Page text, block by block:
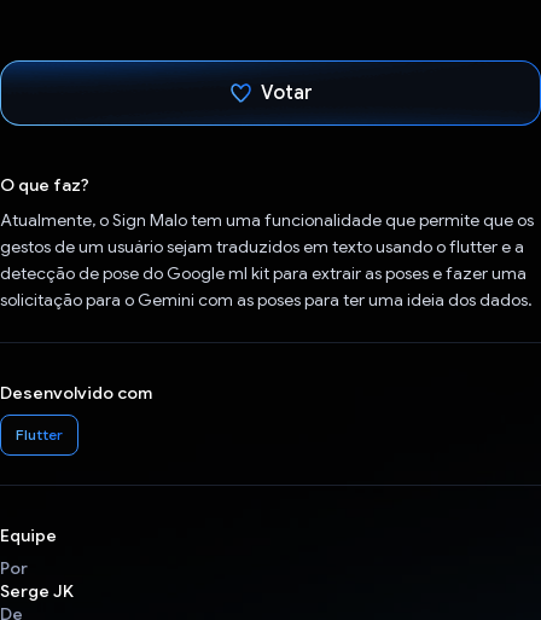
Votar
O que faz?
Atualmente, o Sign Malo tem uma funcionalidade que permite que os
gestos de um usuário sejam traduzidos em texto usando o flutter e a
detecção de pose do Google ml kit para extrair as poses e fazer uma
solicitação para o Gemini com as poses para ter uma ideia dos dados.
Desenvolvido com
Flutter
Equipe
Por
Serge JK
De